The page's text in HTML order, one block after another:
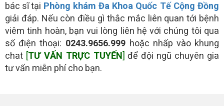
bác sĩ tại Phòng khám Đa Khoa Quốc Tế Cộng Đồng
giải đáp. Nếu còn điều gì thắc mắc liên quan tới bệnh
viêm tinh hoàn, bạn vui lòng liên hệ với chúng tôi qua
số điện thoại: 0243.9656.999 hoặc nhấp vào khung
chat [TƯ VẤN TRỰC TUYẾN] để đội ngũ chuyên gia
tư vấn miễn phí cho bạn.